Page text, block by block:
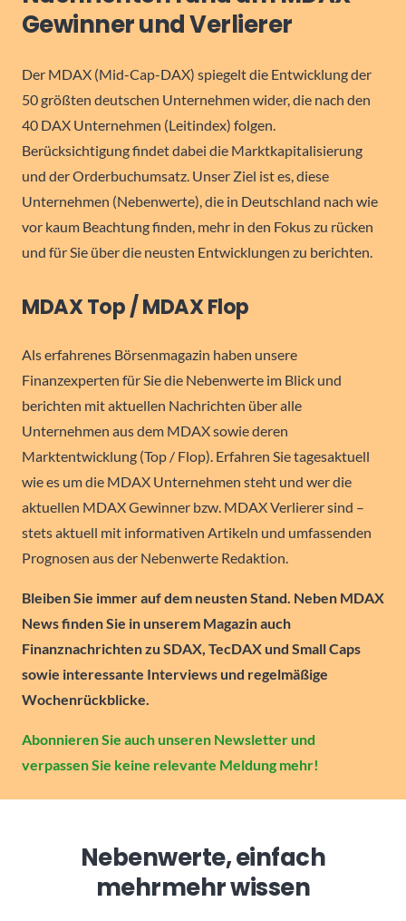
Gewinner und Verlierer
Der MDAX (Mid-Cap-DAX) spiegelt die Entwicklung der
50 größten deutschen Unternehmen wider, die nach den
40 DAX Unternehmen (Leitindex) folgen.
Berücksichtigung findet dabei die Marktkapitalisierung
und der Orderbuchumsatz. Unser Ziel ist es, diese
Unternehmen (Nebenwerte), die in Deutschland nach wie
vor kaum Beachtung finden, mehr in den Fokus zu rücken
und für Sie über die neusten Entwicklungen zu berichten.
MDAX Top / MDAX Flop
Als erfahrenes Börsenmagazin haben unsere
Finanzexperten für Sie die Nebenwerte im Blick und
berichten mit aktuellen Nachrichten über alle
Unternehmen aus dem MDAX sowie deren
Marktentwicklung (Top / Flop). Erfahren Sie tagesaktuell
wie es um die MDAX Unternehmen steht und wer die
aktuellen MDAX Gewinner bzw. MDAX Verlierer sind –
stets aktuell mit informativen Artikeln und umfassenden
Prognosen aus der Nebenwerte Redaktion.
Bleiben Sie immer auf dem neusten Stand. Neben MDAX
News finden Sie in unserem Magazin auch
Finanznachrichten zu SDAX, TecDAX und Small Caps
sowie interessante Interviews und regelmäßige
Wochenrückblicke.
Abonnieren Sie auch unseren Newsletter und
verpassen Sie keine relevante Meldung mehr!
Nebenwerte, einfach
mehrmehr wissen